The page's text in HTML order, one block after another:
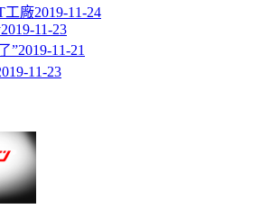
工廠2019-11-24
2019-11-23
”2019-11-21
11-23